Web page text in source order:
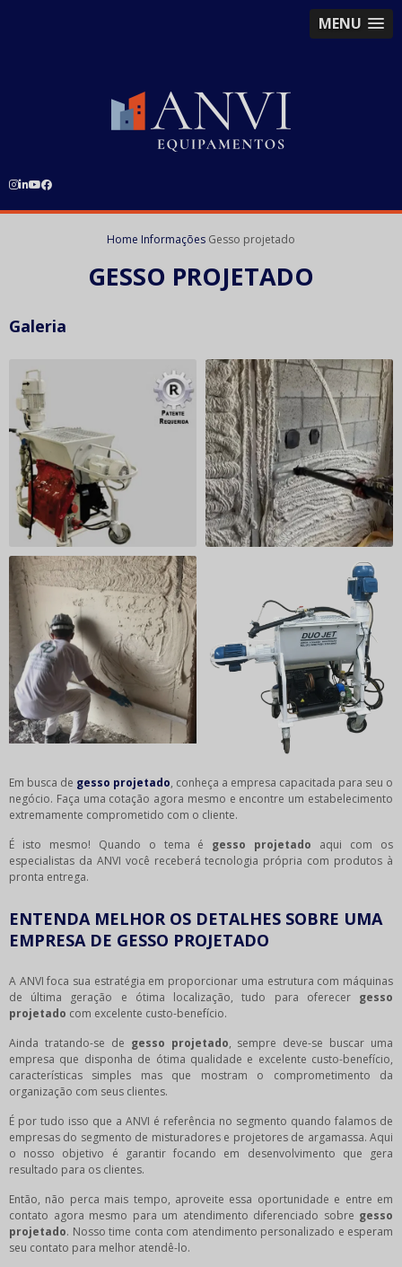
MENU
Home Informações Gesso projetado
GESSO PROJETADO
Galeria
Em busca de gesso projetado, conheça a empresa capacitada para seu o
negócio. Faça uma cotação agora mesmo e encontre um estabelecimento
extremamente comprometido com o cliente.
É isto mesmo! Quando o tema é gesso projetado aqui com os
especialistas da ANVI você receberá tecnologia própria com produtos à
pronta entrega.
ENTENDA MELHOR OS DETALHES SOBRE UMA
EMPRESA DE GESSO PROJETADO
A ANVI foca sua estratégia em proporcionar uma estrutura com máquinas
de última geração e ótima localização, tudo para oferecer gesso
projetado com excelente custo-benefício.
Ainda tratando-se de gesso projetado, sempre deve-se buscar uma
empresa que disponha de ótima qualidade e excelente custo-benefício,
características simples mas que mostram o comprometimento da
organização com seus clientes.
É por tudo isso que a ANVI é referência no segmento quando falamos de
empresas do segmento de misturadores e projetores de argamassa. Aqui
o nosso objetivo é garantir focando em desenvolvimento que gera
resultado para os clientes.
Então, não perca mais tempo, aproveite essa oportunidade e entre em
contato agora mesmo para um atendimento diferenciado sobre gesso
projetado. Nosso time conta com atendimento personalizado e esperam
seu contato para melhor atendê-lo.